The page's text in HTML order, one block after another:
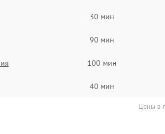
30 мин
90 мин
100 мин
40 мин
Цены в